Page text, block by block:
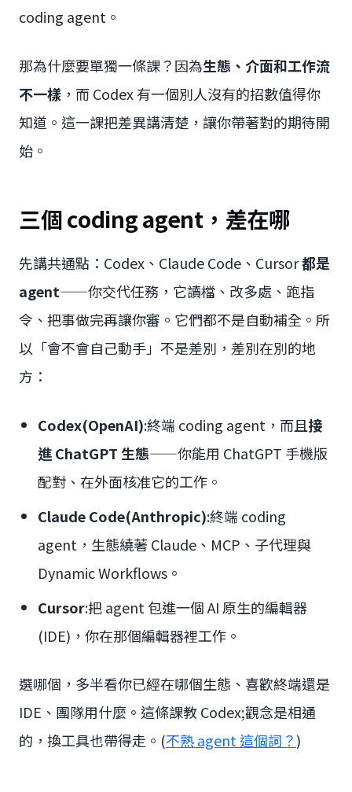
coding agent。
那為什麼要單獨一條課？因為生態、介面和工作流
不一樣 ，而 Codex 有一個別人沒有的招數值得你
知道。這一課把差異講清楚，讓你帶著對的期待開
始。
三個 coding agent，差在哪
先講共通點：Codex、Claude Code、Cursor都是
agent——你交代任務，它讀檔、改多處、跑指
令、把事做完再讓你審。它們都不是自動補全。所
以「會不會自己動手」不是差別，差別在別的地
方：
Codex(OpenAI):終端 coding agent，而且接
進 ChatGPT 生態——你能用 ChatGPT 手機版
配對、在外面核准它的工作。
Claude Code(Anthropic):終端 coding
agent，生態繞著 Claude、MCP、子代理與
Dynamic Workflows。
Cursor:把 agent 包進一個 AI 原生的編輯器
(IDE)，你在那個編輯器裡工作。
選哪個，多半看你已經在哪個生態、喜歡終端還是
IDE、團隊用什麼。這條課教 Codex;觀念是相通
的，換工具也帶得走。(不熟 agent 這個詞？)